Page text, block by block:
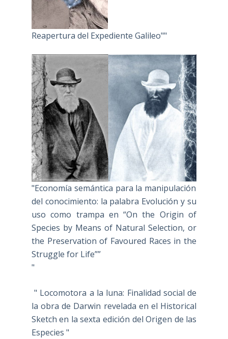
Reapertura del Expediente Galileo""
"Economía semántica para la manipulación
del conocimiento: la palabra Evolución y su
uso como trampa en “On the Origin of
Species by Means of Natural Selection, or
the Preservation of Favoured Races in the
Struggle for Life””
"
" Locomotora a la luna: Finalidad social de
la obra de Darwin revelada en el Historical
Sketch en la sexta edición del Origen de las
Especies "